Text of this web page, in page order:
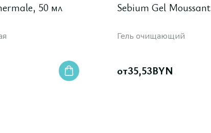
50 мл Sebium Gel Moussant
Гель очищающий
от35,53BYN